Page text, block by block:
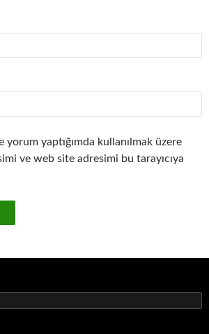
yorum yaptığımda kullanılmak üzere
ve web site adresimi bu tarayıcıya